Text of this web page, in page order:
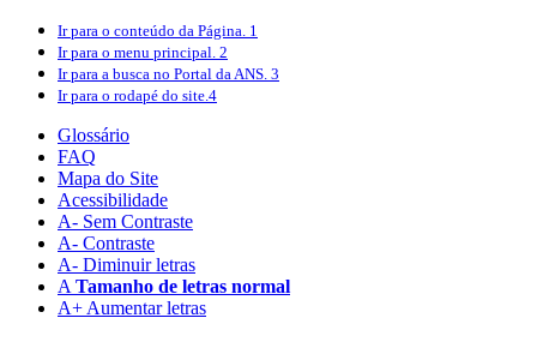
Ir para o conteúdo da Página. 1
Ir para o menu principal. 2
Ir para a busca no Portal da ANS. 3
Ir para o rodapé do site.4
Glossário
FAQ
Mapa do Site
Acessibilidade
A- Sem Contraste
A- Contraste
A- Diminuir letras
A Tamanho de letras normal
A+ Aumentar letras